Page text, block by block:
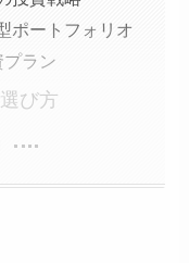
ポートフォリオ
ラン
び方